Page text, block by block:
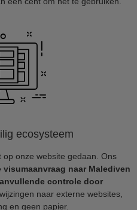
ecosysteem
onze website gedaan. Ons
naar Malediven
controle door
naar externe websites,
en geen papier.